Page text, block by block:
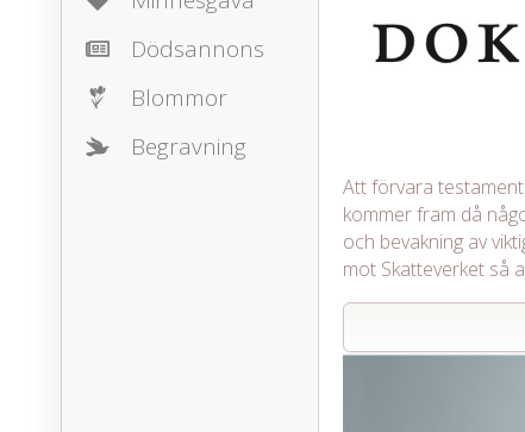
Dödsannons
Blommor
Begravning
Att förvara
kommer fram då
och bevakning av
mot Skatteverket så